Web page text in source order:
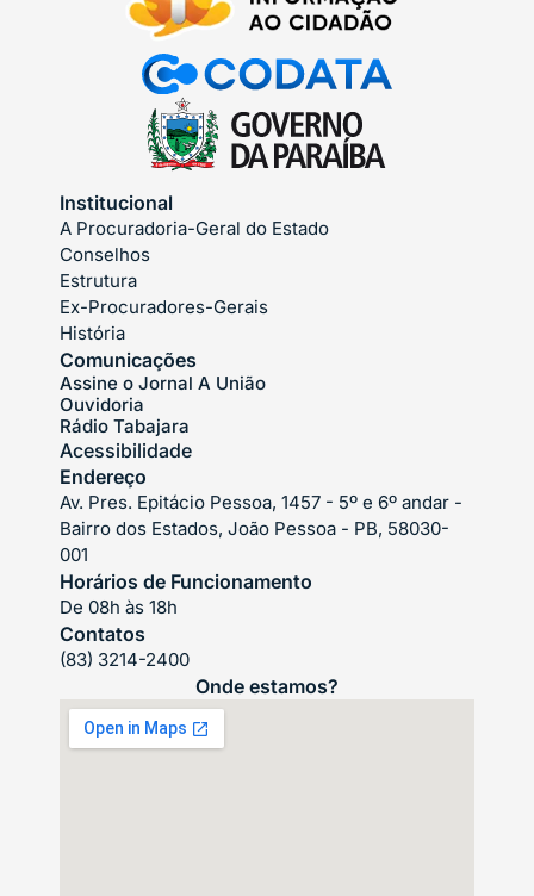
Institucional
A Procuradoria-Geral do Estado
Conselhos
Estrutura
Ex-Procuradores-Gerais
História
Comunicações
Assine o Jornal A União
Ouvidoria
Rádio Tabajara
Acessibilidade
Endereço
Av. Pres. Epitácio Pessoa, 1457 - 5º e 6º andar -
Bairro dos Estados, João Pessoa - PB, 58030-
001
Horários de Funcionamento
De 08h às 18h
Contatos
(83) 3214-2400
Onde estamos?